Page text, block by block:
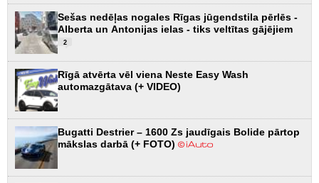
Sešas nedēļas nogales Rīgas jūgendstila pērlēs -
Alberta un Antonijas ielas - tiks veltītas gājējiem
2
Rīgā atvērta vēl viena Neste Easy Wash
automazgātava (+ VIDEO)
Bugatti Destrier – 1600 Zs jaudīgais Bolide pārtop
mākslas darbā (+ FOTO)